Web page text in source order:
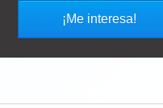
¡Me interesa!